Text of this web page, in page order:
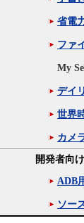
省電
ファ
My
デイ
世界
カメ
開発者向
ADB
ソー